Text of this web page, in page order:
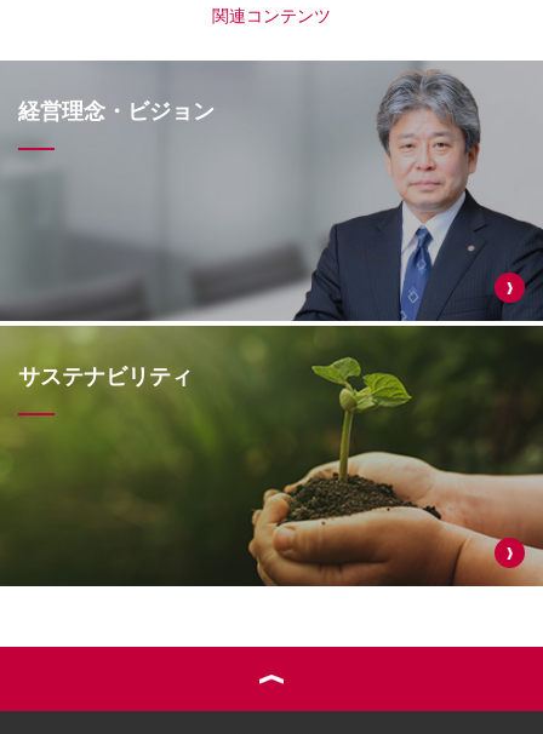
関連コンテンツ
経営理念・ビジョン
サステナビリティ